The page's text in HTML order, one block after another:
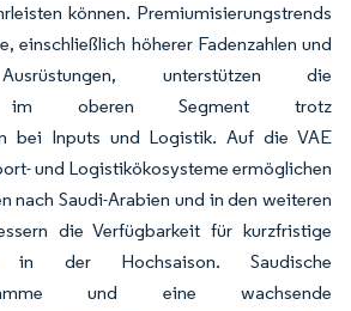
können. Premiumisierungstrends
einschließlich höherer Fadenzahlen und
unterstützen die
im oberen Segment trotz
bei Inputs und Logistik. Auf die VAE
und Logistikökosysteme ermöglichen
nach Saudi-Arabien und in den weiteren
die Verfügbarkeit für kurzfristige
in der Hochsaison. Saudische
und eine wachsende